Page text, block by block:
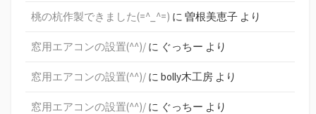
桃の杭作製できました(=^_^=) に 曽根美恵子 より
窓用エアコンの設置(^^)/ に ぐっちー より
窓用エアコンの設置(^^)/ に bolly木工房 より
窓用エアコンの設置(^^)/ に ぐっちー より